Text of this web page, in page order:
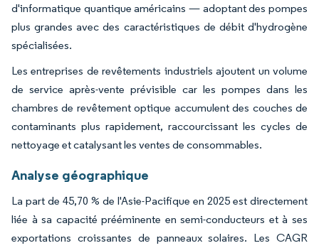
d'informatique quantique américains — adoptant des pompes
plus grandes avec des caractéristiques de débit d'hydrogène
spécialisées.
Les entreprises de revêtements industriels ajoutent un volume
de service après-vente prévisible car les pompes dans les
chambres de revêtement optique accumulent des couches de
contaminants plus rapidement, raccourcissant les cycles de
nettoyage et catalysant les ventes de consommables.
Analyse géographique
La part de 45,70 % de l'Asie-Pacifique en 2025 est directement
liée à sa capacité prééminente en semi-conducteurs et à ses
exportations croissantes de panneaux solaires. Les CAGR